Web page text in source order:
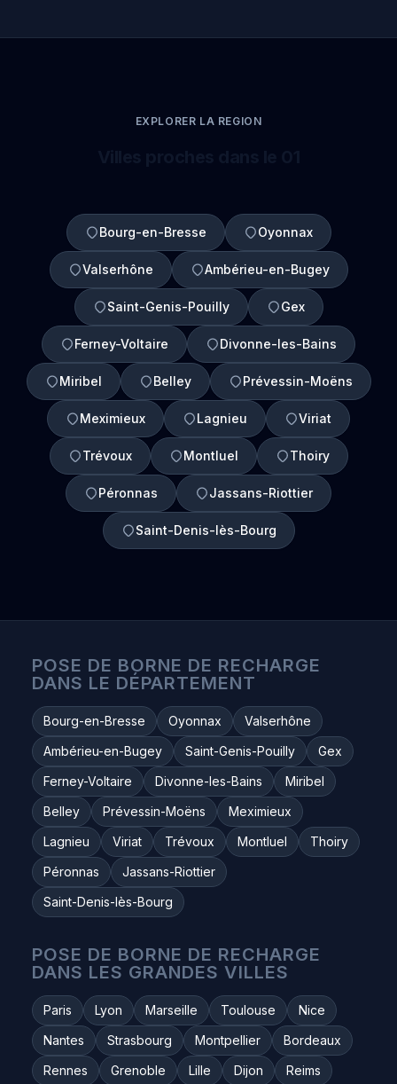
EXPLORER LA REGION
Bourg-en-Bresse Oyonnax
Valserhône Ambérieu-en-Bugey
Saint-Genis-Pouilly Gex
Ferney-Voltaire Divonne-les-Bains
Miribel Belley Prévessin-Moëns
Meximieux Lagnieu Viriat
Trévoux Montluel Thoiry
Péronnas Jassans-Riottier
Saint-Denis-lès-Bourg
POSE DE BORNE DE RECHARGE
DANS LE DÉPARTEMENT
Bourg-en-Bresse Oyonnax
Valserhône
Ambérieu-en-Bugey
Saint-Genis-Pouilly
Gex
Ferney-Voltaire
Divonne-les-Bains
Miribel
Belley
Prévessin-Moëns
Meximieux
Lagnieu
Viriat Trévoux Montluel
Thoiry
Péronnas
Jassans-Riottier
Saint-Denis-lès-Bourg
POSE DE BORNE DE RECHARGE
DANS LES GRANDES VILLES
Paris Lyon Marseille Toulouse
Nice
Nantes
Strasbourg Montpellier
Bordeaux
Rennes
Grenoble Lille Dijon
Reims